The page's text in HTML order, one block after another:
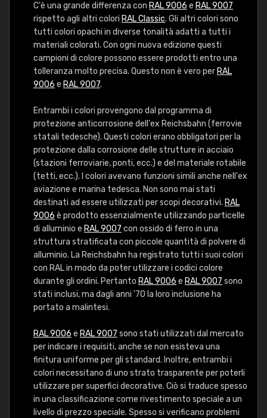
C'è una grande differenza con RAL 9006 e RAL 9007
rispetto agli altri colori RAL Classic. Gli altri colori sono
tutti colori opachi in diverse tonalità adatti a tutti i
materiali colorati. Con ogni nuova edizione questi
campioni di colore possono essere prodotti entro una
tolleranza molto precisa. Questo non è vero per RAL
9006 e RAL 9007.
Entrambi i colori provengono dal programma di
protezione anticorrosione dell'ex Reichsbahn (ferrovie
statali tedesche). Questi colori erano obbligatori per la
protezione dalla corrosione delle strutture in acciaio
(stazioni ferroviarie, ponti, ecc.) e del materiale rotabile
(tetti, ecc.). I colori avevano funzioni simili anche nell'ex
aviazione e marina tedesca. Non sono mai stati
destinati ad essere utilizzati per scopi decorativi. RAL
9006 è prodotto essenzialmente utilizzando particelle
di alluminio e RAL 9007 con ossido di ferro in una
struttura stratificata con piccole quantità di polvere di
alluminio. La Reichsbahn ha registrato tutti i suoi colori
con RAL in modo da poter utilizzare i codici colore
durante gli ordini. Pertanto RAL 9006 e RAL 9007 sono
stati inclusi, ma dagli anni '70 la loro inclusione ha
portato a malintesi.
RAL 9006 e RAL 9007 sono stati utilizzati dal mercato
per indicare i requisiti, anche se non esisteva una
finitura uniforme per gli standard. Inoltre, entrambi i
colori necessitano di uno strato trasparente per poterli
utilizzare per superfici decorative. Ciò si traduce spesso
in una classificazione come rivestimento speciale a un
livello di prezzo speciale. Spesso si verificano problemi